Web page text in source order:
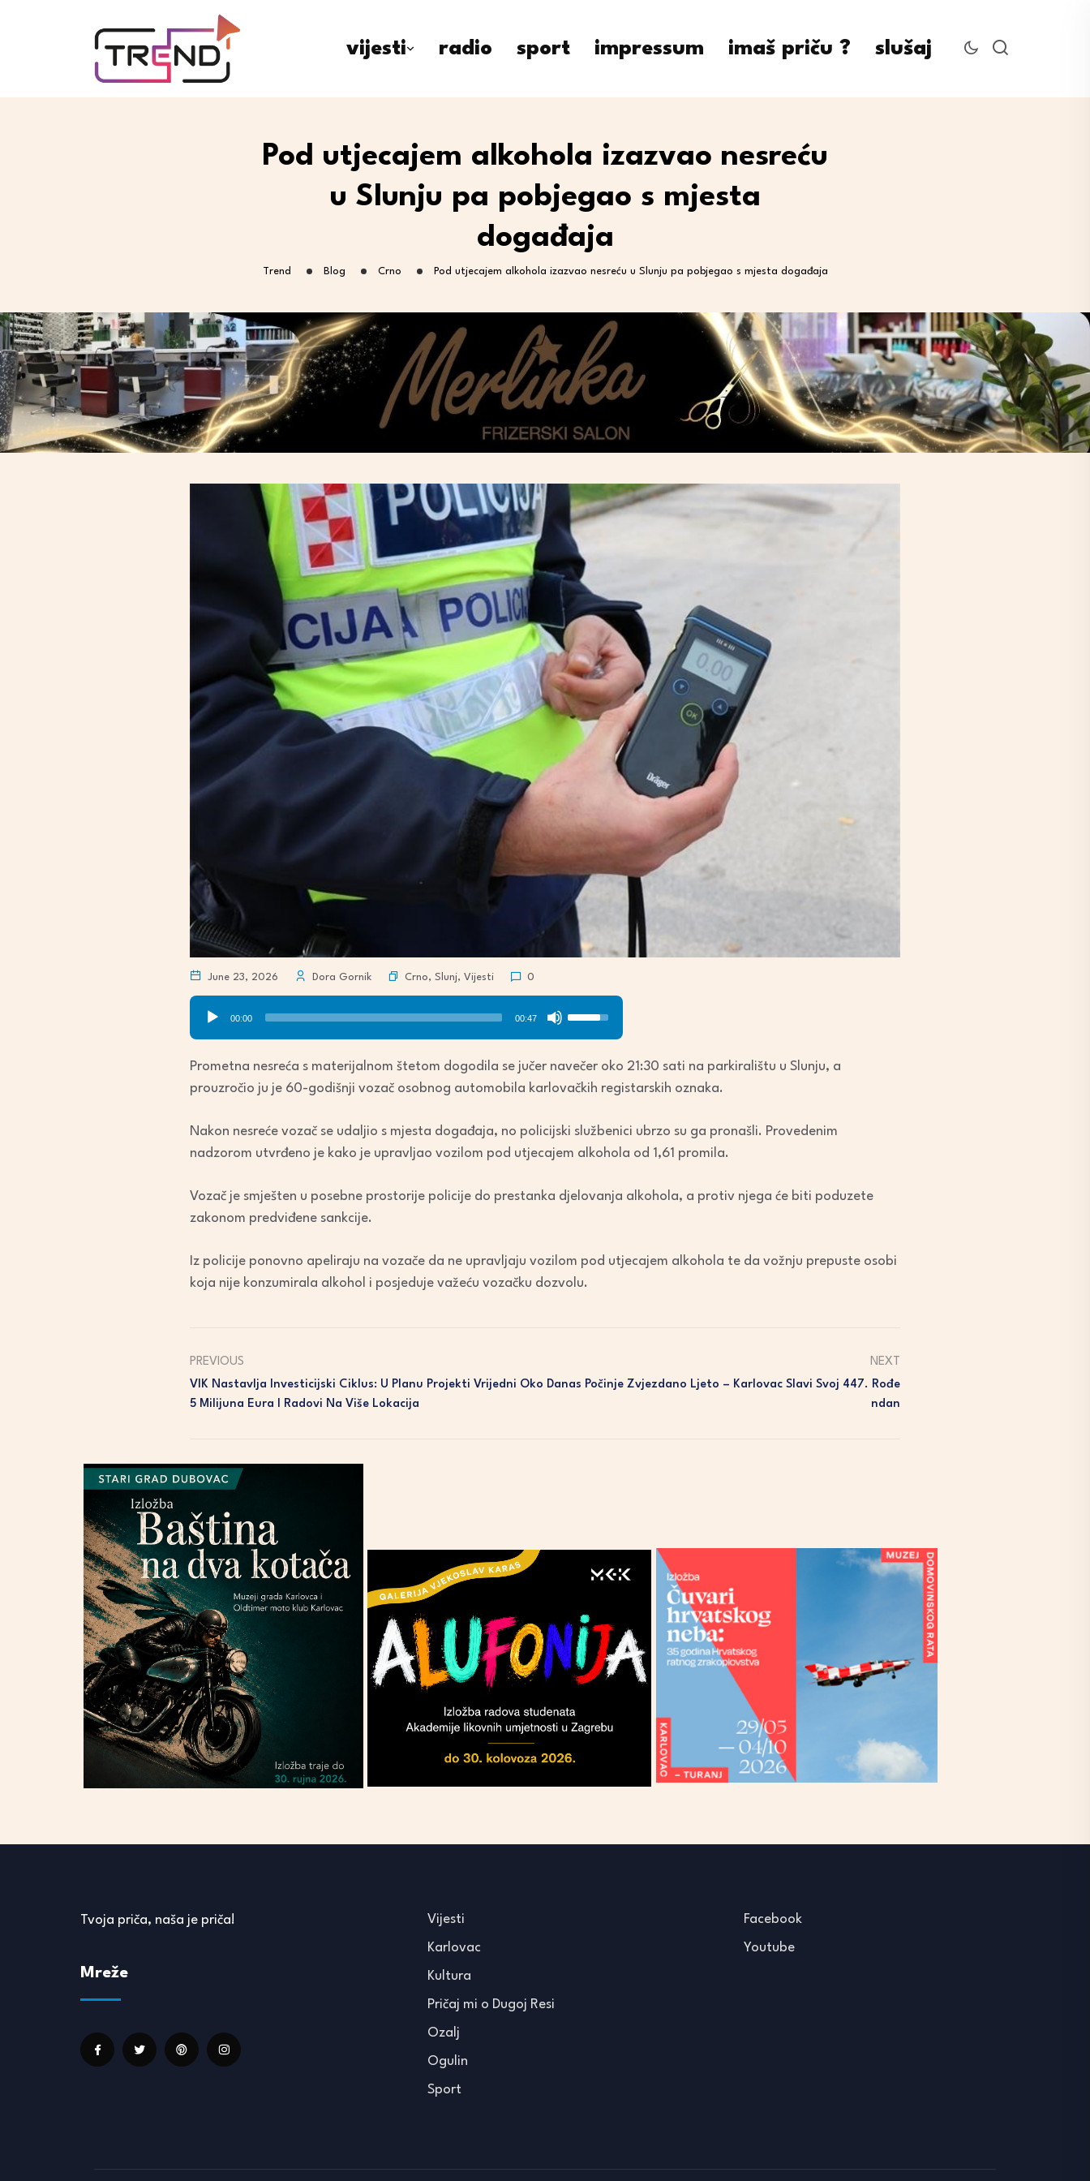
vijesti radio sport impressum imaš priču ? slušaj
Pod utjecajem alkohola izazvao nesreću
u Slunju pa pobjegao s mjesta
događaja
Trend Blog Crno Pod utjecajem alkohola izazvao nesreću u Slunju pa pobjegao s mjesta događaja
June 23, 2026 Dora Gornik Crno, Slunj, Vijesti 0
Audio
Player
00:00 00:47
Use
Up/Down
increase
volume.
Prometna nesreća s materijalnom štetom dogodila se jučer navečer oko 21:30 sati na parkiralištu u Slunju, a
prouzročio ju je 60-godišnji vozač osobnog automobila karlovačkih registarskih oznaka.
Nakon nesreće vozač se udaljio s mjesta događaja, no policijski službenici ubrzo su ga pronašli. Provedenim
nadzorom utvrđeno je kako je upravljao vozilom pod utjecajem alkohola od 1,61 promila.
Vozač je smješten u posebne prostorije policije do prestanka djelovanja alkohola, a protiv njega će biti poduzete
zakonom predviđene sankcije.
Iz policije ponovno apeliraju na vozače da ne upravljaju vozilom pod utjecajem alkohola te da vožnju prepuste osobi
koja nije konzumirala alkohol i posjeduje važeću vozačku dozvolu.
PREVIOUS
VIK Nastavlja Investicijski Ciklus: U Planu Projekti Vrijedni Oko
5 Milijuna Eura I Radovi Na Više Lokacija
NEXT
Danas Počinje Zvjezdano Ljeto – Karlovac Slavi Svoj 447. Rođe
Ndan
Tvoja priča, naša je priča!
Mreže
Vijesti
Karlovac
Kultura
Pričaj mi o Dugoj Resi
Ozalj
Ogulin
Sport
Facebook
Youtube